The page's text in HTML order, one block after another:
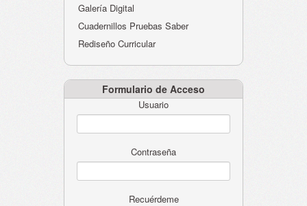
Galería Digital
Cuadernillos Pruebas Saber
Rediseño Curricular
Formulario de Acceso
Usuario
Contraseña
Recuérdeme